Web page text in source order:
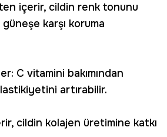
içerir, cildin renk tonunu
karşı koruma
C vitamini bakımından
artırabilir.
cildin kolajen üretimine katkı